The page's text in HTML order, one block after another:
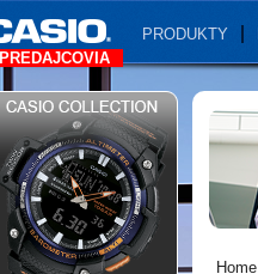
PRODUKTY
PREDAJCOVIA
Home